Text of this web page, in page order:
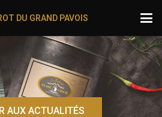
DU GRAND PAVOIS
AUX ACTUALITÉS